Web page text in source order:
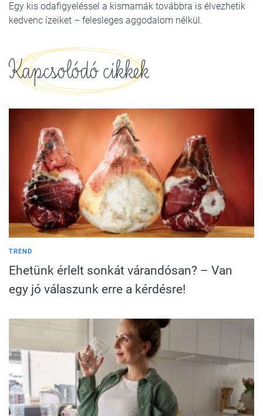
Egy kis odafigyeléssel a kismamák továbbra is élvezhetik
kedvenc ízeiket – felesleges aggodalom nélkül.
Kapcsolódó cikkek
TREND
Ehetünk érlelt sonkát várandósan? – Van
egy jó válaszunk erre a kérdésre!